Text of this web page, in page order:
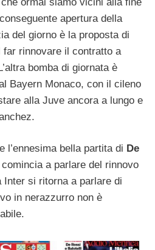
apertura della
del giorno è la proposta di
far rinnovare il contratto a
bomba di giornata è
Bayern Monaco, con il cileno
alla Juve ancora a lungo e
l’ennesima bella partita di De
a parlare del rinnovo
Inter si ritorna a parlare di
in nerazzurro non è